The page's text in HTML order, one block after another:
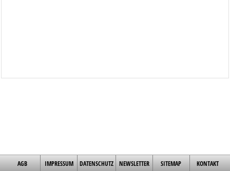
AGB IMPRESSUM DATENSCHUTZ NEWSLETTER SITEMAP KONTAKT